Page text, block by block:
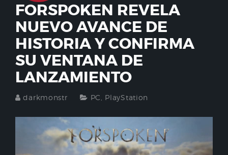
FORSPOKEN REVELA
NUEVO AVANCE DE
HISTORIA Y CONFIRMA
SU VENTANA DE
LANZAMIENTO
darkmonstr PC PlayStation